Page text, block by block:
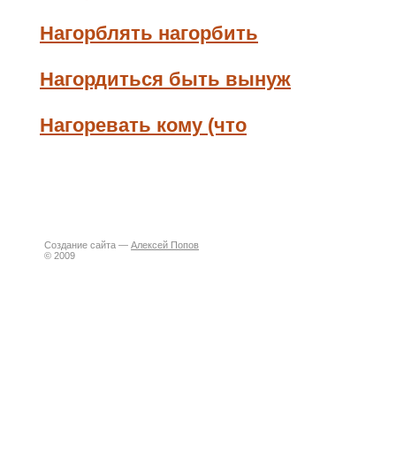
Нагорблять нагорбить
Нагордиться быть вынуж
Нагоревать кому (что
Создание сайта — Алексей Попов
© 2009